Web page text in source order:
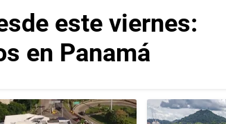
este viernes:
en Panamá